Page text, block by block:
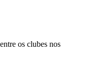
os clubes nos